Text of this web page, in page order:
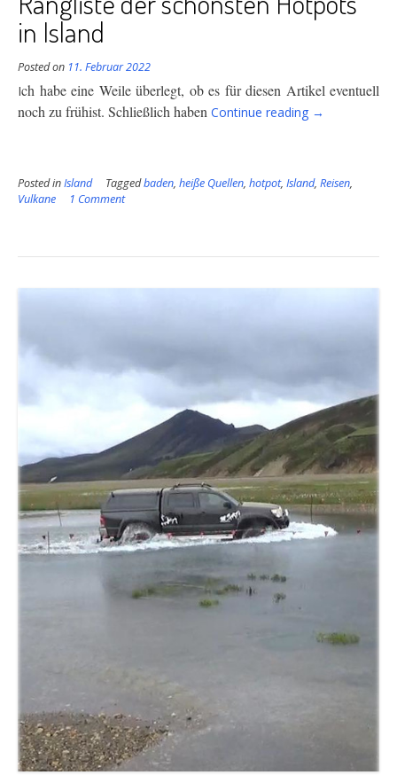
in Island
Posted on 11. Februar 2022
Ich habe eine Weile überlegt, ob es für diesen Artikel eventuell
noch zu frühist. Schließlich haben Continue reading
“Rangliste
in
→
Posted inIsland Taggedbaden, heiße Quellen, hotpot, Island, Reisen,
Vulkane
1 Comment